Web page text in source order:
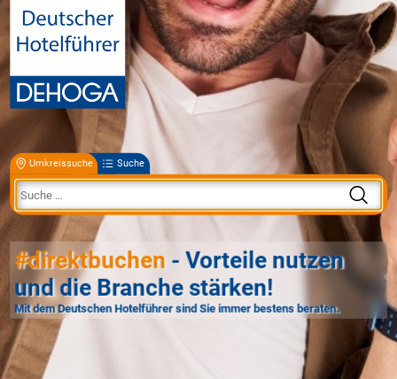
Umkreissuche Suche
#direktbuchen - Vorteile nutzen
und die Branche stärken!
Mit dem Deutschen Hotelführer sind Sie immer bestens beraten.